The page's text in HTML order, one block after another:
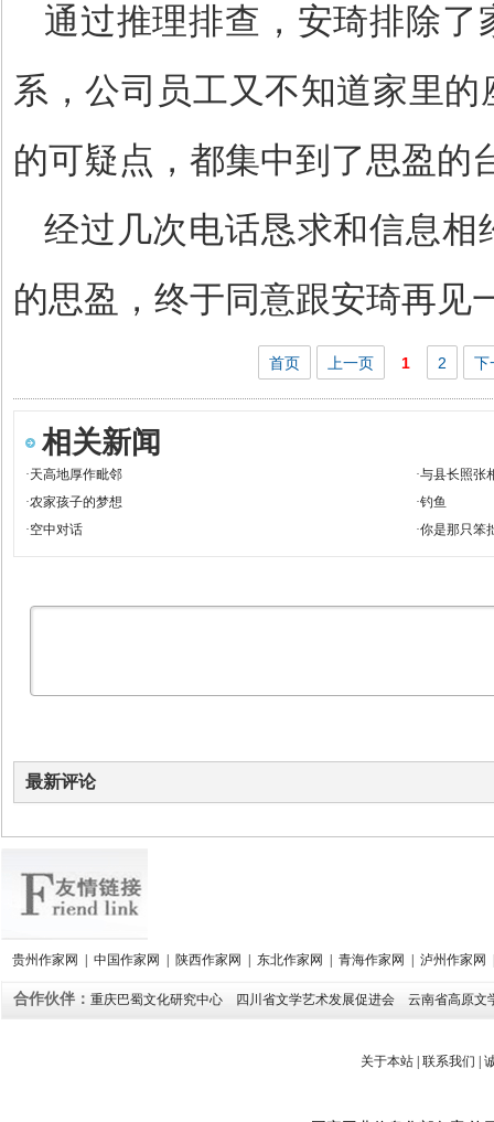
通过推理排查，安琦排除了
系，公司员工又不知道家里
的可疑点，都集中到了思盈的
经过几次电话恳求和信息相
的思盈，终于同意跟安琦再见
首页 上一页 1 2 下
相关新闻
·天高地厚作毗邻 ·与县长照张
·农家孩子的梦想 ·钓鱼
·空中对话 ·你是那只笨
最新评论
贵州作家网 | 中国作家网 | 陕西作家网 | 东北作家网 | 青海作家网 | 泸州作家网
合作伙伴： 重庆巴蜀文化研究中心 四川省文学艺术发展促进会 云南省高原文
关于本站| 联系我们 |